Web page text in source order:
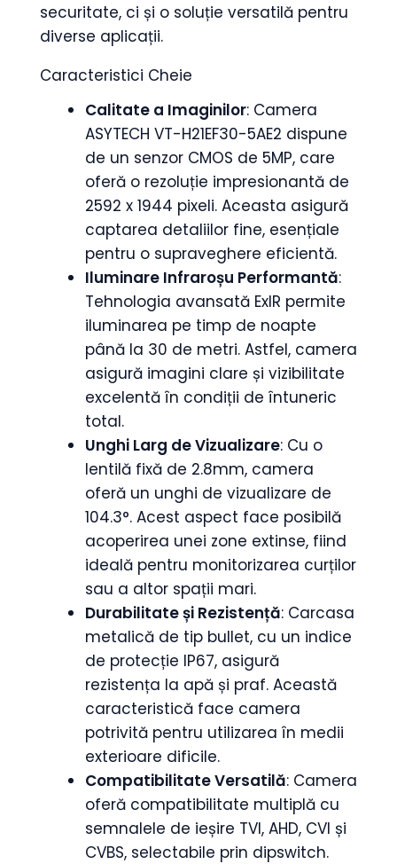
securitate, ci și o soluție versatilă pentru
diverse aplicații.
Caracteristici Cheie
Calitate a Imaginilor: Camera
ASYTECH VT-H21EF30-5AE2 dispune
de un senzor CMOS de 5MP, care
oferă o rezoluție impresionantă de
2592 x 1944 pixeli. Aceasta asigură
captarea detaliilor fine, esențiale
pentru o supraveghere eficientă.
Iluminare Infraroșu Performantă:
Tehnologia avansată ExIR permite
iluminarea pe timp de noapte
până la 30 de metri. Astfel, camera
asigură imagini clare și vizibilitate
excelentă în condiții de întuneric
total.
Unghi Larg de Vizualizare: Cu o
lentilă fixă de 2.8mm, camera
oferă un unghi de vizualizare de
104.3°. Acest aspect face posibilă
acoperirea unei zone extinse, fiind
ideală pentru monitorizarea curților
sau a altor spații mari.
Durabilitate și Rezistență: Carcasa
metalică de tip bullet, cu un indice
de protecție IP67, asigură
rezistența la apă și praf. Această
caracteristică face camera
potrivită pentru utilizarea în medii
exterioare dificile.
Compatibilitate Versatilă: Camera
oferă compatibilitate multiplă cu
semnalele de ieșire TVI, AHD, CVI și
CVBS, selectabile prin dipswitch.